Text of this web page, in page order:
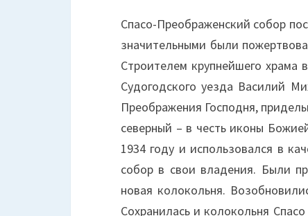
Спасо-Преображенский собор
значительными были
Строителем крупнейшего храма
Судогодского уезда Василий
Преображения Господня,
северный – в честь иконы
1934 году и использовался в
собор в свои владения. Были
новая колокольня.
Сохранилась и колокольня